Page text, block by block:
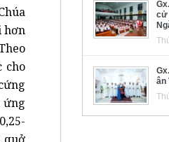
hơn
cho
ứng
cử
ân